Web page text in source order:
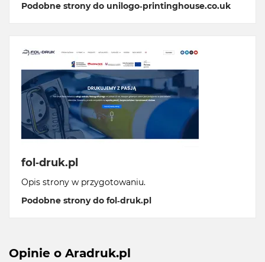
Podobne strony do unilogo-printinghouse.co.uk
fol-druk.pl
Opis strony w przygotowaniu.
Podobne strony do fol-druk.pl
Opinie o Aradruk.pl